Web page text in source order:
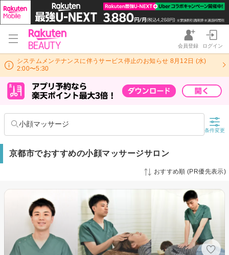
会員登録 ログイン
システムメンテナンスに伴うサービス停止のお知らせ 8月12日 (水)
2:00〜5:30
小顔マッサージ
条件変更
京都市でおすすめの小顔マッサージサロン
おすすめ順 (PR優先表示)